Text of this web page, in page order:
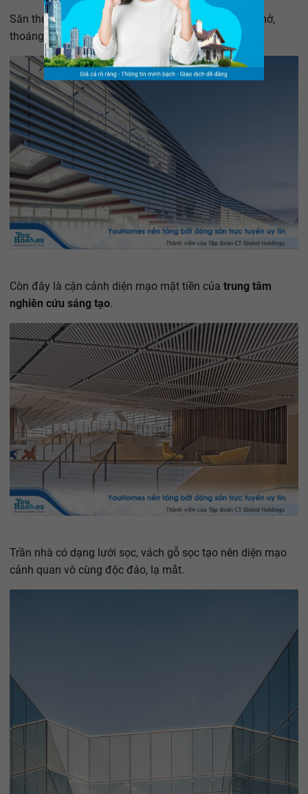
Sân thượng trung tâmcó thiết kế dạng không gian mở,
thoáng đãng, phục vụ công tác sinh hoạt ngoài trời.
Còn đây là cận cảnh diện mạo mặt tiền của trung tâm
nghiên cứu sáng tạo.
Trần nhà có dạng lưới sọc, vách gỗ sọc tạo nên diện mạo
cảnh quan vô cùng độc đáo, lạ mắt.